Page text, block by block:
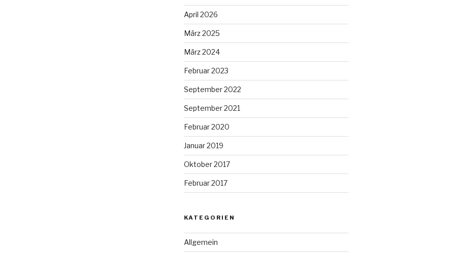
April 2026
März 2025
März 2024
Februar 2023
September 2022
September 2021
Februar 2020
Januar 2019
Oktober 2017
Februar 2017
KATEGORIEN
Allgemein